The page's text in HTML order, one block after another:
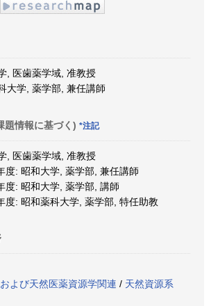
, 医歯薬学域, 准教授
大学, 薬学部, 兼任講師
題情報に基づく) *注記
, 医歯薬学域, 准教授
度: 昭和大学, 薬学部, 兼任講師
度: 昭和大学, 薬学部, 講師
度: 昭和薬科大学, 薬学部, 特任助教
よび天然医薬資源学関連 / 天然資源系